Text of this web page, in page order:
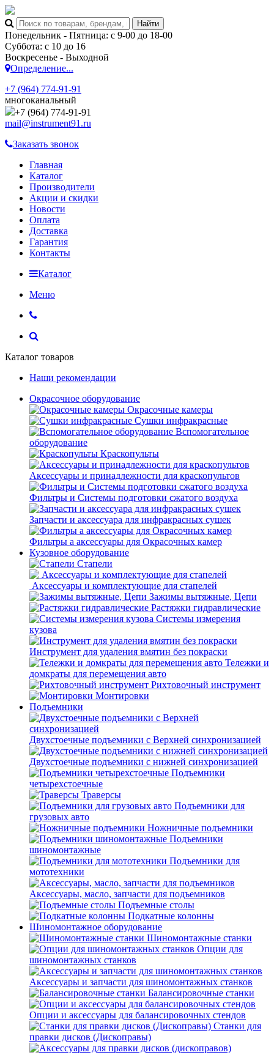
Понедельник - Пятница: с 9-00 до 18-00
Суббота: с 10 до 16
Воскресенье - Выходной
Определение...
+7 (964) 774-91-91
многоканальный
+7 (964) 774-91-91
mail@instrument91.ru
Заказать звонок
Главная
Каталог
Производители
Акции и скидки
Новости
Оплата
Доставка
Гарантия
Контакты
Каталог
Меню
Каталог товаров
Наши рекомендации
Окрасочное оборудование
Окрасочные камеры
Сушки инфракрасные
Вспомогательное
оборудование
Краскопульты
Аксессуары и принадлежности для краскопультов
Фильтры и Системы подготовки сжатого воздуха
Запчасти и аксессуара для инфракрасных сушек
Фильтры а аксессуары для Окрасочных камер
Кузовное оборудование
Стапели
Аксессуары и комплектующие для стапелей
Зажимы вытяжные, Цепи
Растяжки гидравлические
Системы измерения
кузова
Инструмент для удаления вмятин без покраски
Тележки и
домкраты для перемещения авто
Рихтовочный инструмент
Монтировки
Подъемники
Двухстоечные подъемники с Верхней синхронизацией
Двухстоечные подъемники с нижней синхронизацией
Подъемники
четырехстоечные
Траверсы
Подъемники для
грузовых авто
Ножничные подъемники
Подъемники
шиномонтажные
Подъемники для
мототехники
Аксессуары, масло, запчасти для подъемников
Подъемные столы
Подкатные колонны
Шиномонтажное оборудование
Шиномонтажные станки
Опции для
шиномонтажных станков
Аксессуары и запчасти для шиномонтажных станков
Балансировочные станки
Опции и аксессуары для балансировочных стендов
Станки для
правки дисков (Дископравы)